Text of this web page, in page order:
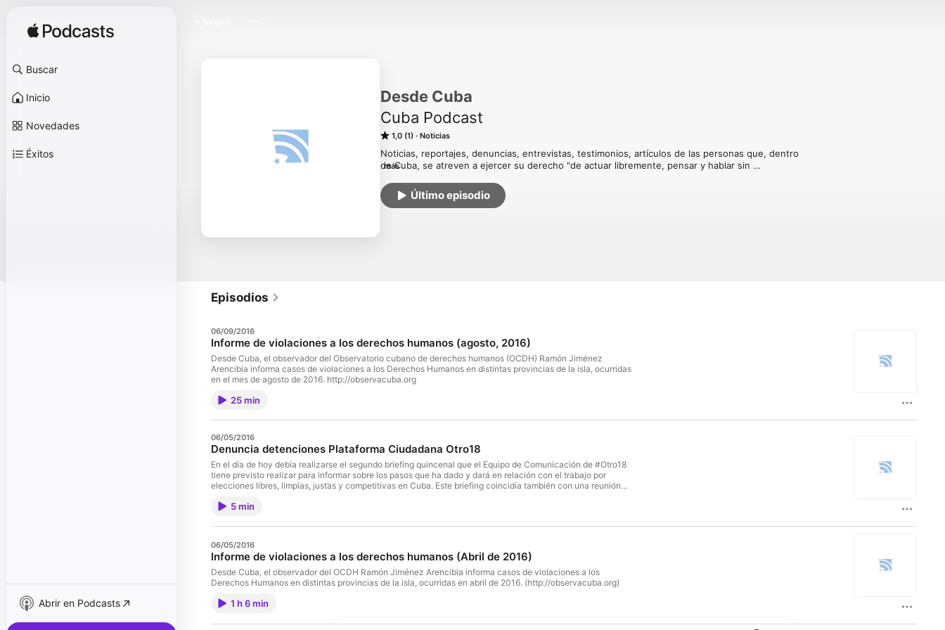
Buscar
Inicio
Novedades
Éxitos
Abrir en Podcasts
Desde Cuba
Cuba Podcast
1,0 (1) Noticias
Noticias, reportajes, denuncias, entrevistas, testimonios, artículos de las personas que, dentro
de Cuba, se atreven a ejercer su derecho "de actuar libremente, pensar y hablar sin
más
Último episodio
Episodios
06/09/2016
Informe de violaciones a los derechos humanos (agosto, 2016)
Desde Cuba, el observador del Observatorio cubano de derechos humanos (OCDH) Ramón Jiménez
Arencibia informa casos de violaciones a los Derechos Humanos en distintas provincias de la isla, ocurridas
en el mes de agosto de 2016. http://observacuba.org
25 min
06/05/2016
Denuncia detenciones Plataforma Ciudadana Otro18
En el día de hoy debía realizarse el segundo briefing quincenal que el Equipo de Comunicación de #Otro18
tiene previsto realizar para informar sobre los pasos que ha dado y dará en relación con el trabajo por
elecciones libres, limpias, justas y competitivas en Cuba. Este briefing coincidía también con una reunión
frustrar el encuentro. Fueron detenidos los miembros del Grupo Gestor Carlos Amel Oliva Torres, de la Unión
Espinoza, del Frente Antitotalitario Unido, y del Equipo de Abogados de #Otro18, y Eroisis González Suárez,
reporteros de la Agencia Hablemos Press que acudían a cubrir el encuentro. [ Continuar leyendo en
http://observacuba.org/denuncia-plataforma-ciudadana-otro18-detenciones-en-cuba/ ]
5 min
06/05/2016
Informe de violaciones a los derechos humanos (Abril de 2016)
Desde Cuba, el observador del OCDH Ramón Jiménez Arencibia informa casos de violaciones a los
Derechos Humanos en distintas provincias de la isla, ocurridas en abril de 2016. (http://observacuba.org)
1 h 6 min